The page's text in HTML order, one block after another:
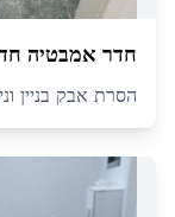
חדר אמבטיה
הסרת אבק בניין